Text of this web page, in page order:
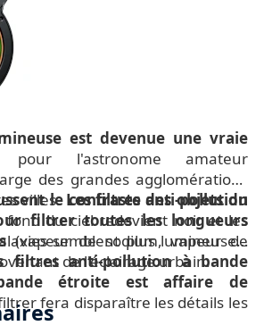
est devenue une vraie
l'astronome amateur
des grandes agglomérations
villes.Les filtres anti-pollution
filtrer toutes les longueurs
(vapeur de sodium, vapeur de
de l'éclairage urbain.
le contraste des objets du
fond du ciel redevient noir et les
semblent plus lumineuses.
filtres anti-pollution à bande
étroite est affaire de
fera disparaître les détails les